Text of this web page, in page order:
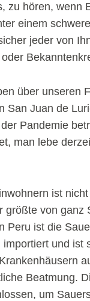
zu hören, wenn
einem
jeder von
über unseren
San Juan de
Pandemie
man lebe
ist
größte von ganz
Peru ist die
und ist
Beatmung.
um